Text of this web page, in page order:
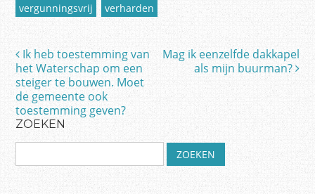
vergunningsvrij
verharden
Post navigation
Ik heb toestemming van
het Waterschap om een
steiger te bouwen. Moet
de gemeente ook
toestemming geven?
Mag ik eenzelfde dakkapel
als mijn buurman?
ZOEKEN
o